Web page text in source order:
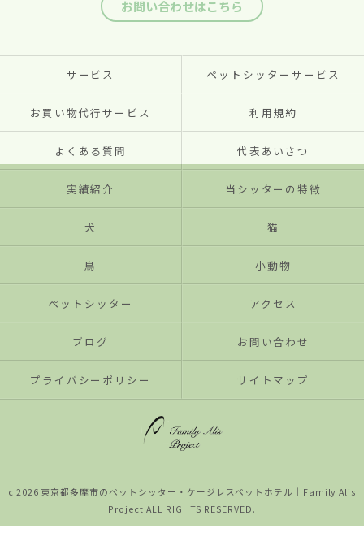
お問い合わせはこちら
サービス ペットシッターサービス
お買い物代行サービス 利用規約
よくある質問 代表あいさつ
実績紹介 当シッターの特徴
犬 猫
鳥 小動物
ペットシッター アクセス
ブログ お問い合わせ
プライバシーポリシー サイトマップ
c 2026 東京都多摩市のペットシッター・ケージレスペットホテル│Family Alis
Project ALL RIGHTS RESERVED.